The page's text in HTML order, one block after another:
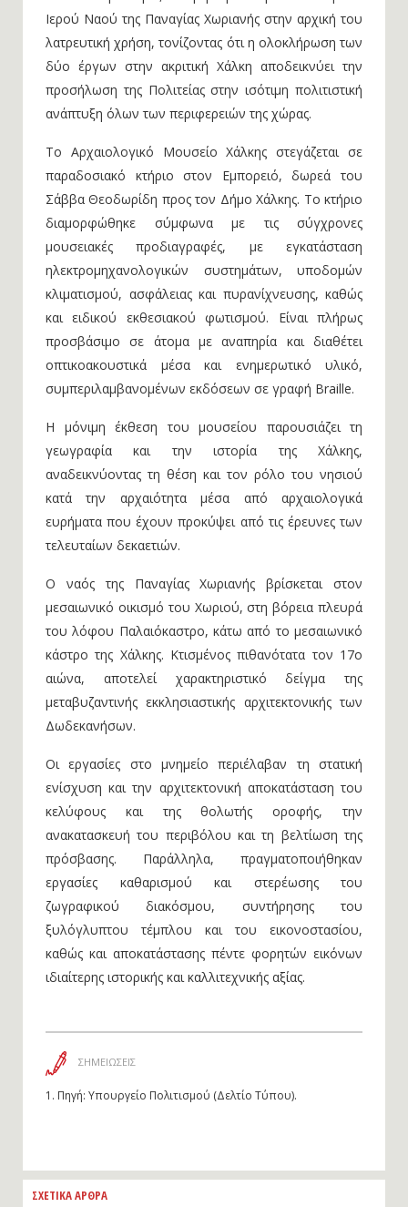
Ιερού Ναού της Παναγίας Χωριανής στην αρχική του
λατρευτική χρήση, τονίζοντας ότι η ολοκλήρωση των
δύο έργων στην ακριτική Χάλκη αποδεικνύει την
προσήλωση της Πολιτείας στην ισότιμη πολιτιστική
ανάπτυξη όλων των περιφερειών της χώρας.
Το Αρχαιολογικό Μουσείο Χάλκης στεγάζεται σε
παραδοσιακό κτήριο στον Εμπορειό, δωρεά του
Σάββα Θεοδωρίδη προς τον Δήμο Χάλκης. Το κτήριο
διαμορφώθηκε σύμφωνα με τις σύγχρονες
μουσειακές προδιαγραφές, με εγκατάσταση
ηλεκτρομηχανολογικών συστημάτων, υποδομών
κλιματισμού, ασφάλειας και πυρανίχνευσης, καθώς
και ειδικού εκθεσιακού φωτισμού. Είναι πλήρως
προσβάσιμο σε άτομα με αναπηρία και διαθέτει
οπτικοακουστικά μέσα και ενημερωτικό υλικό,
συμπεριλαμβανομένων εκδόσεων σε γραφή Braille.
Η μόνιμη έκθεση του μουσείου παρουσιάζει τη
γεωγραφία και την ιστορία της Χάλκης,
αναδεικνύοντας τη θέση και τον ρόλο του νησιού
κατά την αρχαιότητα μέσα από αρχαιολογικά
ευρήματα που έχουν προκύψει από τις έρευνες των
τελευταίων δεκαετιών.
Ο ναός της Παναγίας Χωριανής βρίσκεται στον
μεσαιωνικό οικισμό του Χωριού, στη βόρεια πλευρά
του λόφου Παλαιόκαστρο, κάτω από το μεσαιωνικό
κάστρο της Χάλκης. Κτισμένος πιθανότατα τον 17ο
αιώνα, αποτελεί χαρακτηριστικό δείγμα της
μεταβυζαντινής εκκλησιαστικής αρχιτεκτονικής των
Δωδεκανήσων.
Οι εργασίες στο μνημείο περιέλαβαν τη στατική
ενίσχυση και την αρχιτεκτονική αποκατάσταση του
κελύφους και της θολωτής οροφής, την
ανακατασκευή του περιβόλου και τη βελτίωση της
πρόσβασης. Παράλληλα, πραγματοποιήθηκαν
εργασίες καθαρισμού και στερέωσης του
ζωγραφικού διακόσμου, συντήρησης του
ξυλόγλυπτου τέμπλου και του εικονοστασίου,
καθώς και αποκατάστασης πέντε φορητών εικόνων
ιδιαίτερης ιστορικής και καλλιτεχνικής αξίας.
ΣΗΜΕΙΩΣΕΙΣ
1. Πηγή: Υπουργείο Πολιτισμού (Δελτίο Τύπου).
ΣΧΕΤΙΚΑ ΑΡΘΡΑ